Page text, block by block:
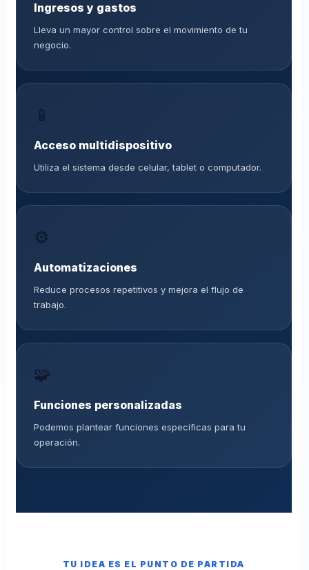
Ingresos y gastos
Lleva un mayor control sobre el movimiento de tu
negocio.
📱
Acceso multidispositivo
Utiliza el sistema desde celular, tablet o computador.
⚙️
Automatizaciones
Reduce procesos repetitivos y mejora el flujo de
trabajo.
🧩
Funciones personalizadas
Podemos plantear funciones específicas para tu
operación.
TU IDEA ES EL PUNTO DE PARTIDA